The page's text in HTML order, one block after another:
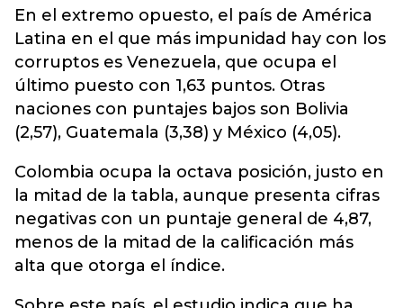
En el extremo opuesto, el país de América
Latina en el que más impunidad hay con los
corruptos es Venezuela, que ocupa el
último puesto con 1,63 puntos. Otras
naciones con puntajes bajos son Bolivia
(2,57), Guatemala (3,38) y México (4,05).
Colombia ocupa la octava posición, justo en
la mitad de la tabla, aunque presenta cifras
negativas con un puntaje general de 4,87,
menos de la mitad de la calificación más
alta que otorga el índice.